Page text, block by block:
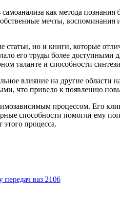
как метода
мечты,
статьи, но и книги, которые
его труды более
таланте и способности
влияние на другие
что привело к появлению
процессом. Его
способности помогли ему
этого процесса.
передач ваз 2106